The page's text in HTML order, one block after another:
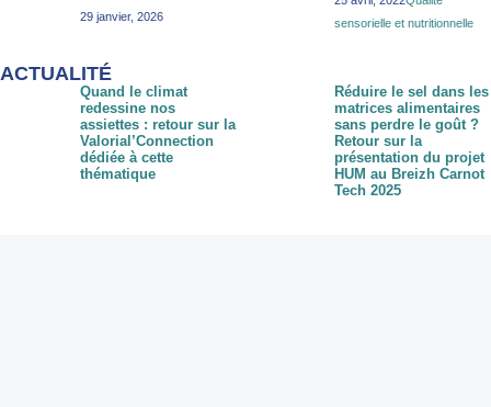
29 janvier, 2026
sensorielle et nutritionnelle
ACTUALITÉ
Quand le climat
redessine nos
assiettes : retour sur la
Valorial’Connection
dédiée à cette
thématique
Réduire le sel dans les
matrices alimentaires
sans perdre le goût ?
Retour sur la
présentation du projet
HUM au Breizh Carnot
Tech 2025